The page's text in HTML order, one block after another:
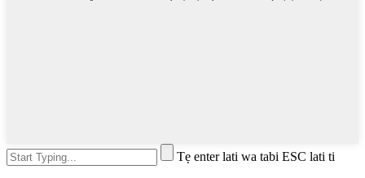
Tẹ enter lati wa tabi ESC lati ti